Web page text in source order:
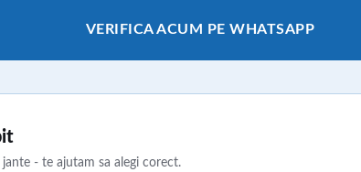
VERIFICA ACUM PE WHATSAPP
- te ajutam sa alegi corect.